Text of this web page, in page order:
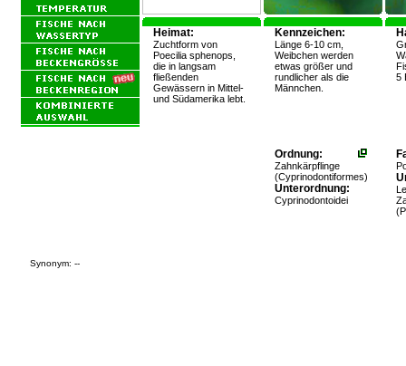
Heimat:
Zuchtform von
Poecilia sphenops,
die in langsam
fließenden
Gewässern in Mittel-
und Südamerika lebt.
Kennzeichen:
Länge 6-10 cm,
Weibchen werden
etwas größer und
rundlicher als die
Männchen.
5
Ordnung:
Zahnkärpflinge
(Cyprinodontiformes)
Unterordnung:
Cyprinodontoidei
Synonym: --